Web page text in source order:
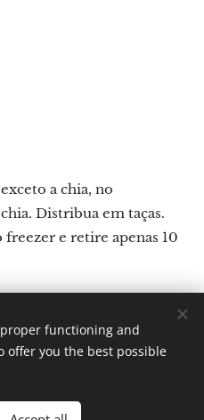
a chia, no
Distribua em taças.
e retire apenas 10
Nicoletti
functioning and
offer you the best possible